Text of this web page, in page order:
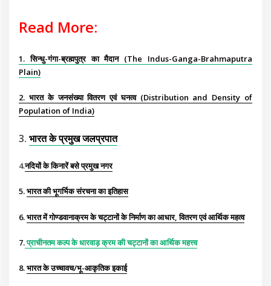
Read More:
1. सिन्धु-गंगा-ब्रह्मपुत्र का मैदान (The Indus-Ganga-Brahmaputra
Plain)
2. भारत के जनसंख्या वितरण एवं घनत्व (Distribution and Density of
Population of India)
3.भारत के प्रमुख जलप्रपात
4.नदियों के किनारें बसे प्रमुख नगर
5.भारत की भूगर्भिक संरचना का इतिहास
6.भारत में गोण्डवानाक्रम के चट्टानों के निर्माण का आधार, वितरण एवं आर्थिक महत्व
7.प्राचीनतम कल्प के धारवाड़ क्रम की चट्टानों का आर्थिक महत्त्व
8.भारत के उच्चावच/भू-आकृतिक इकाई